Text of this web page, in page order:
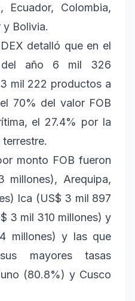
Ecuador, Colombia,
y Bolivia.
detalló que en el
del año 6 mil 326
mil 222 productos a
70% del valor FOB
el 27.4% por la
monto FOB fueron
Arequipa,
Ica (US$ 3 mil 897
3 mil 310 millones) y
millones) y las que
mayores tasas
(80.8%) y Cusco